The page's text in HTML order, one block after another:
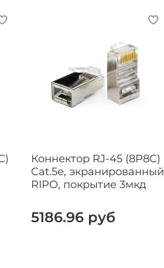
Коннектор RJ-45 (8P8C)
Cat.5e, экранированный
RIPO, покрытие 3мкд
5186.96 руб